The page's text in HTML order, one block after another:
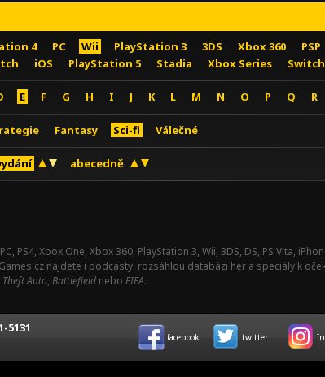
4 PC Wii PlayStation 3 3DS Xbox 360 PSP
iOS PlayStation 5 Stadia Xbox Series
E F G H I J K L M N O P Q R
Fantasy Sci-fi Válečné
abecedně
PS4, Xbox One, Xbox 360, PlayStation 3, Wii, 3DS, DS, PS Vita,
najdete i podcasty, rozsáhlou databázi her a speciály k
Auto, Battlefield nebo FIFA.
5131
facebook twitter